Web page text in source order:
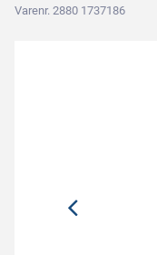
Varenr. 2880 1737186